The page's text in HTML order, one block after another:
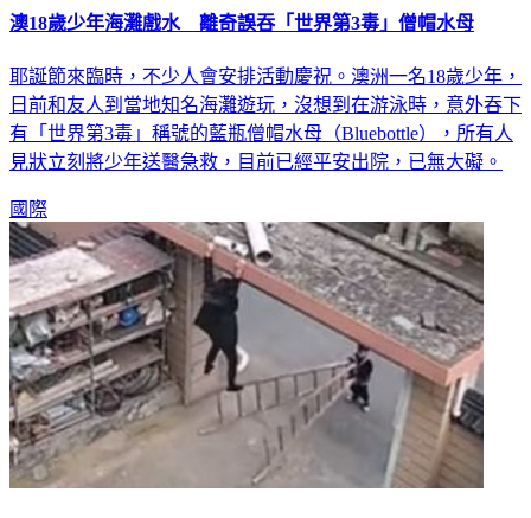
澳18歲少年海灘戲水 離奇誤吞「世界第3毒」僧帽水母
耶誕節來臨時，不少人會安排活動慶祝。澳洲一名18歲少年，
日前和友人到當地知名海灘遊玩，沒想到在游泳時，意外吞下
有「世界第3毒」稱號的藍瓶僧帽水母（Bluebottle），所有人
見狀立刻將少年送醫急救，目前已經平安出院，已無大礙。
國際